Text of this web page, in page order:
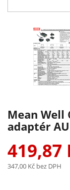
Mean Well
adaptér
419,87
347,00 Kč bez DPH